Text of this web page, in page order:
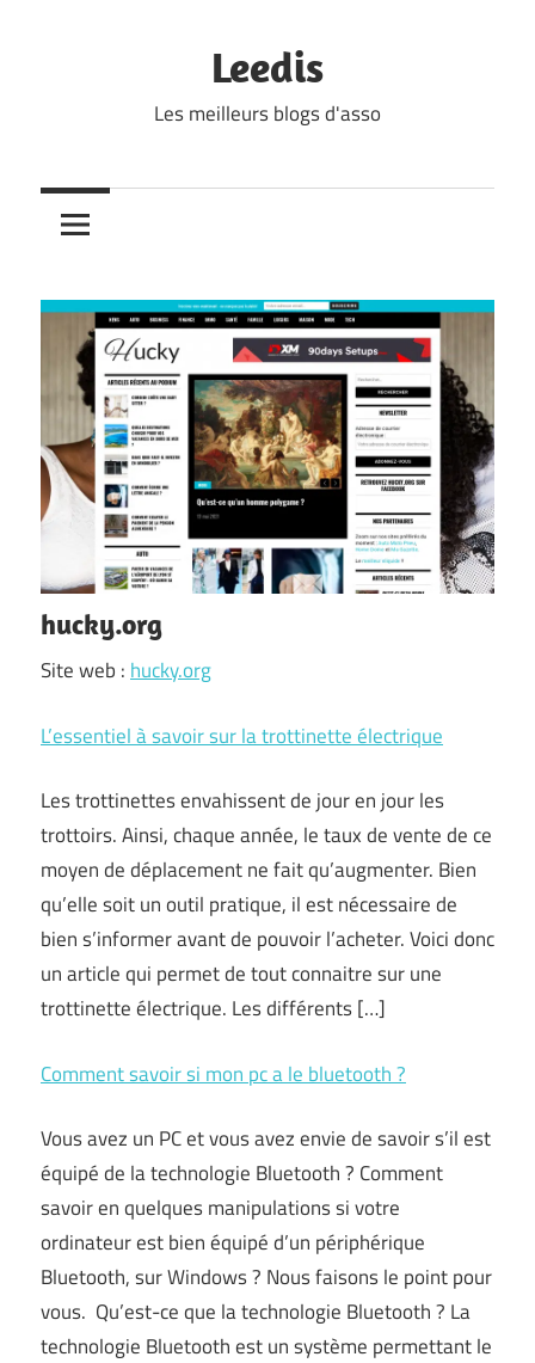
Leedis
Les meilleurs blogs d'asso
hucky.org
Site web : hucky.org
L’essentiel à savoir sur la trottinette électrique
Les trottinettes envahissent de jour en jour les
trottoirs. Ainsi, chaque année, le taux de vente de ce
moyen de déplacement ne fait qu’augmenter. Bien
qu’elle soit un outil pratique, il est nécessaire de
bien s’informer avant de pouvoir l’acheter. Voici donc
un article qui permet de tout connaitre sur une
trottinette électrique. Les différents […]
Comment savoir si mon pc a le bluetooth ?
Vous avez un PC et vous avez envie de savoir s’il est
équipé de la technologie Bluetooth ? Comment
savoir en quelques manipulations si votre
ordinateur est bien équipé d’un périphérique
Bluetooth, sur Windows ? Nous faisons le point pour
vous. Qu’est-ce que la technologie Bluetooth ? La
technologie Bluetooth est un système permettant le